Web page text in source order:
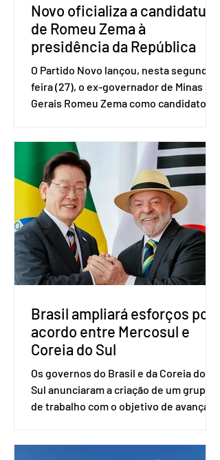
Novo oficializa a candidatura
de Romeu Zema à
presidência da República
O Partido Novo lançou, nesta segunda-
feira (27), o ex-governador de Minas
Gerais Romeu Zema como candidato à
Brasília. O Novo ainda não definiu quem
vai compor a chapa como candidato a
vice-presidente. A convenção contou
com a presença do presidente nacional
do partido, Eduardo Ribeiro, e do
senador Eduardo Girão, filiado ao Novo
desde fevereiro de 2023. Formado em
administração de empresas pela
Fundaç
Brasil ampliará esforços por
acordo entre Mercosul e
Coreia do Sul
Os governos do Brasil e da Coreia do
Sul anunciaram a criação de um grupo
de trabalho com o objetivo de avançar